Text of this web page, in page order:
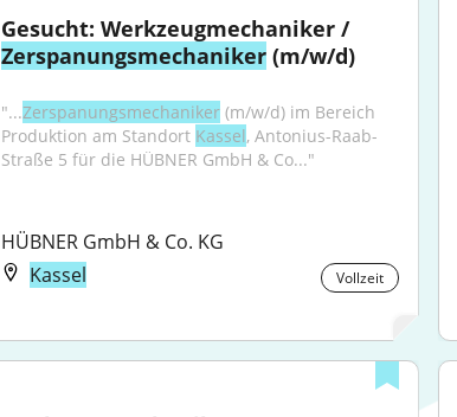
Gesucht: Werkzeugmechaniker /
Zerspanungsmechaniker (m/w/d)
"...Zerspanungsmechaniker (m/w/d) im Bereich
Produktion am Standort Kassel, Antonius-Raab-
Straße 5 für die HÜBNER GmbH & Co..."
HÜBNER GmbH & Co. KG
Kassel
Vollzeit